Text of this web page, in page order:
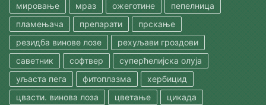
мировање
мраз ожеготине
пепелница
пламењача
препарати
прскање
резидба винове лозе
рехуљави гроздови
саветник
софтвер
суперћелијска олуја
уљаста пега
фитоплазма
хербицид
цвасти. винова лоза
цветање цикада